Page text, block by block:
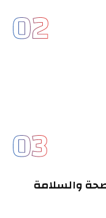
02
03
والسلامة